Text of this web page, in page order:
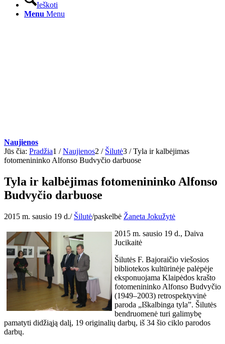
Ieškoti
Menu Menu
Naujienos
Jūs čia: Pradžia1 / Naujienos2 / Šilutė3 / Tyla ir kalbėjimas
fotomenininko Alfonso Budvyčio darbuose
Tyla ir kalbėjimas fotomenininko Alfonso
Budvyčio darbuose
2015 m. sausio 19 d./ Šilutė/paskelbė Žaneta Jokužytė
2015 m. sausio 19 d., Daiva
Jucikaitė
Šilutės F. Bajoraičio viešosios
bibliotekos kultūrinėje palėpėje
eksponuojama Klaipėdos krašto
fotomenininko Alfonso Budvyčio
(1949–2003) retrospektyvinė
paroda „Iškalbinga tyla”. Šilutės
bendruomenė turi galimybę
pamatyti didžiąją dalį, 19 originalių darbų, iš 34 šio ciklo parodos
darbų.